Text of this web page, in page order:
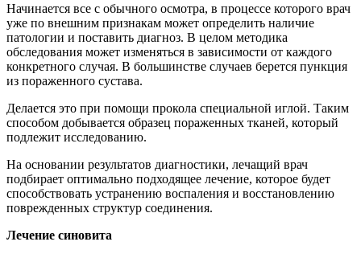
Начинается все с обычного осмотра, в процессе которого врач
уже по внешним признакам может определить наличие
патологии и поставить диагноз. В целом методика
обследования может изменяться в зависимости от каждого
конкретного случая. В большинстве случаев берется пункция
из пораженного сустава.
Делается это при помощи прокола специальной иглой. Таким
способом добывается образец пораженных тканей, который
подлежит исследованию.
На основании результатов диагностики, лечащий врач
подбирает оптимально подходящее лечение, которое будет
способствовать устранению воспаления и восстановлению
поврежденных структур соединения.
Лечение синовита